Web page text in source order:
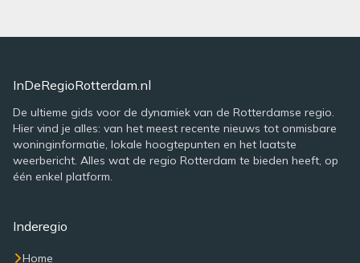
InDeRegioRotterdam.nl
De ultieme gids voor de dynamiek van de Rotterdamse regio.
Hier vind je alles: van het meest recente nieuws tot onmisbare
woninginformatie, lokale hoogtepunten en het laatste
weerbericht. Alles wat de regio Rotterdam te bieden heeft, op
één enkel platform.
Inderegio
Home